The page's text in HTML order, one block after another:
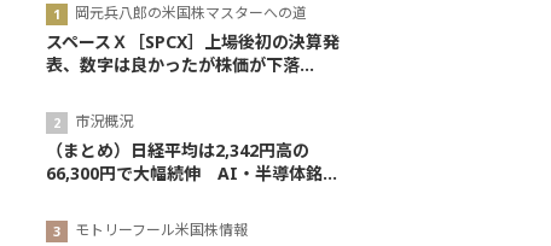
岡元兵八郎の米国株マスターへの道
スペースＸ［SPCX］上場後初の決算発
表、数字は良かったが株価が下落...
市況概況
（まとめ）日経平均は2,342円高の
66,300円で大幅続伸 AI・半導体銘...
モトリーフール米国株情報